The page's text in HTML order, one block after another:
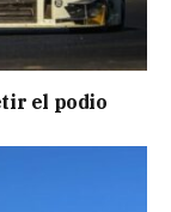
el podio